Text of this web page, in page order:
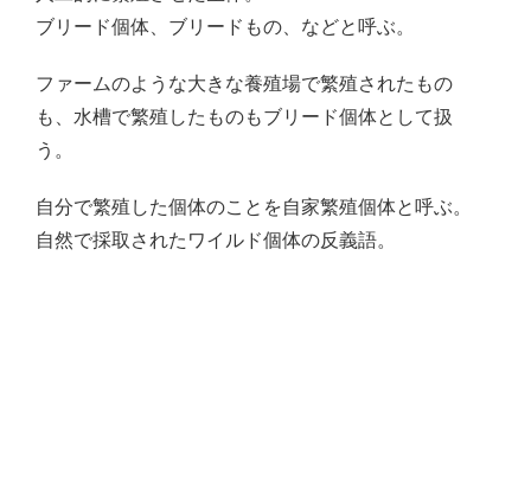
ブリード個体、ブリードもの、などと呼ぶ。
ファームのような大きな養殖場で繁殖されたもの
も、水槽で繁殖したものもブリード個体として扱
う。
自分で繁殖した個体のことを自家繁殖個体と呼ぶ。
自然で採取されたワイルド個体の反義語。